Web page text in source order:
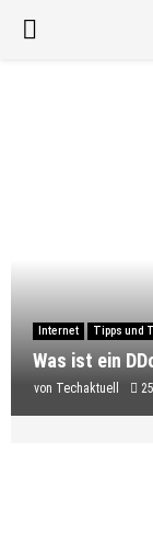
PRIMARY
Internet Tipps und
Was ist ein
von Techaktuell